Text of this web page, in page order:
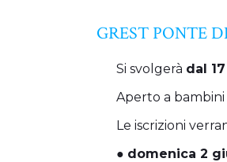
GREST PONTE
Si svolgerà dal
Aperto a bambini
Le iscrizioni
● domenica 2